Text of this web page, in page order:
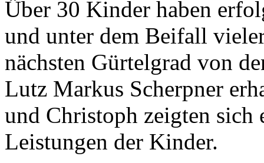
Über 30 Kinder haben
und unter dem Beifall
nächsten Gürtelgrad von
Lutz Markus Scherpner
und Christoph zeigten sich
Leistungen der Kinder.